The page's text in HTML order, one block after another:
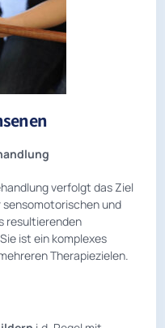
verfolgt das Ziel
und
resultierenden
ist ein komplexes
Therapiezielen.